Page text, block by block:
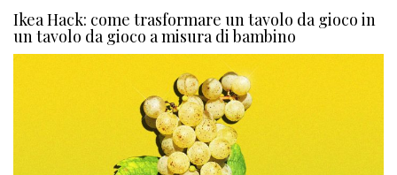
Ikea Hack: come trasformare un tavolo da gioco in
un tavolo da gioco a misura di bambino